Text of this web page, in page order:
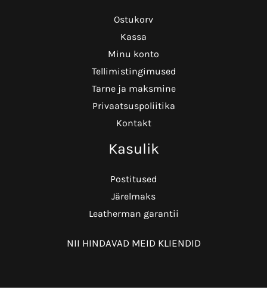
Ostukorv
Kassa
Minu konto
Tellimistingimused
Tarne ja maksmine
Privaatsuspoliitika
Kontakt
Kasulik
Postitused
Järelmaks
Leatherman garantii
NII HINDAVAD MEID KLIENDID